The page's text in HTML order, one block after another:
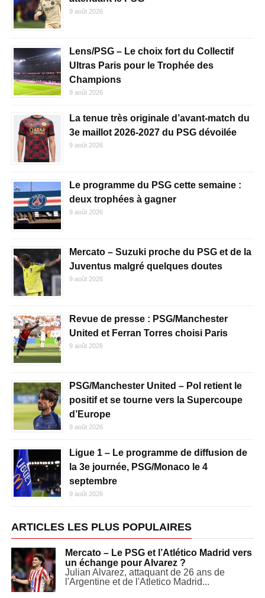
9 août 2026
Lens/PSG – Le choix fort du Collectif
Ultras Paris pour le Trophée des
Champions
9 août 2026
La tenue très originale d’avant-match du
3e maillot 2026-2027 du PSG dévoilée
9 août 2026
Le programme du PSG cette semaine :
deux trophées à gagner
9 août 2026
Mercato – Suzuki proche du PSG et de la
Juventus malgré quelques doutes
9 août 2026
Revue de presse : PSG/Manchester
United et Ferran Torres choisi Paris
9 août 2026
PSG/Manchester United – Pol retient le
positif et se tourne vers la Supercoupe
d’Europe
9 août 2026
Ligue 1 – Le programme de diffusion de
la 3e journée, PSG/Monaco le 4
septembre
9 août 2026
ARTICLES LES PLUS POPULAIRES
Mercato – Le PSG et l’Atlético Madrid vers
un échange pour Alvarez ?
Julian Alvarez, attaquant de 26 ans de
l'Argentine et de l'Atletico Madrid...